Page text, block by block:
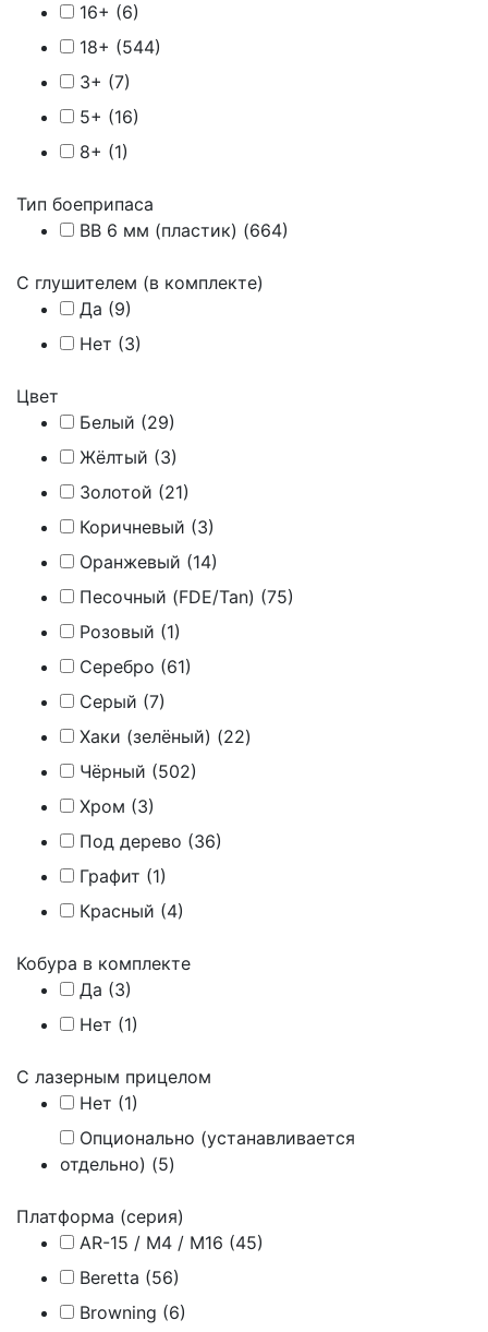
16+ (6)
18+ (544)
3+ (7)
5+ (16)
8+ (1)
Тип боеприпаса
BB 6 мм (пластик) (664)
С глушителем (в комплекте)
Да (9)
Нет (3)
Цвет
Белый (29)
Жёлтый (3)
Золотой (21)
Коричневый (3)
Оранжевый (14)
Песочный (FDE/Tan) (75)
Розовый (1)
Серебро (61)
Серый (7)
Хаки (зелёный) (22)
Чёрный (502)
Хром (3)
Под дерево (36)
Графит (1)
Красный (4)
Кобура в комплекте
Да (3)
Нет (1)
С лазерным прицелом
Нет (1)
Опционально (устанавливается
отдельно) (5)
Платформа (серия)
AR-15 / M4 / M16 (45)
Beretta (56)
Browning (6)